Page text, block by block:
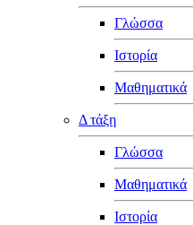
Γλώσσα
Ιστορία
Μαθηματικά
Δ τάξη
Γλώσσα
Μαθηματικά
Ιστορία